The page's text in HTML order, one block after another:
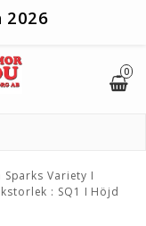
2026
0
Variety I
: SQ1 I Höjd